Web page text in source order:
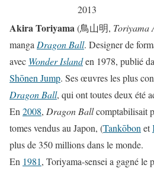
2013
Akira Toriyama(鳥山明, Toriyama
manga Dragon Ball. Designer de
avec Wonder Islanden 1978, publié
Shōnen Jump. Ses œuvres les plus
Dragon Ball, qui ont toutes deux été
En 2008, Dragon Ballcomptabilisait
tomes vendus au Japon, (Tankōbon et
plus de 350 millions dans le monde.
En 1981, Toriyama-sensei a gagné